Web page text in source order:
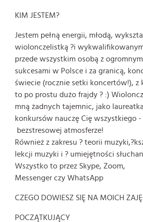
KIM JESTEM?
Jestem pełną energii, młodą,
wiolonczelistką ?i
przede wszystkim osobą z
sukcesami w Polsce i za granicą,
świecie (rocznie setki koncertów!), z
to po prostu dużo frajdy ? :)
mną żadnych tajemnic, jako
konkursów nauczę Cię wszystkiego
bezstresowej atmosferze!
Również z zakresu ? teorii muzyki,
lekcji muzyki i ? umiejętności
Wszystko to przez Skype, Zoom,
Messenger czy WhatsApp
CZEGO DOWIESZ SIĘ NA MOICH
POCZĄTKUJĄCY